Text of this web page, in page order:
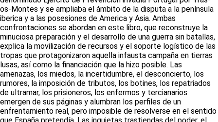
os-Montes y se ampliaba el ámbito de la disputa a la península
iberica y a las posesiones de America y Asia. Ambas
confrontaciones se abordan en este libro, que reconstruye la
minuciosa preparación y el desarrollo de una guerra sin batallas,
explica la movilización de recursos y el soporte logístico de las
tropas que protagonizaron aquella infausta campaña en tierras
lusas, así como la financiación que la hizo posible. Las
amenazas, los miedos, la incertidumbre, el desconcierto, los
rumores, la imposición de tributos, los botines, los repatriados
de ultramar, los prisioneros, los enfermos y tercianarios
emergen de sus páginas y alumbran los perfiles de un
enfrentamiento real, pero imposible de resolverse en el sentido